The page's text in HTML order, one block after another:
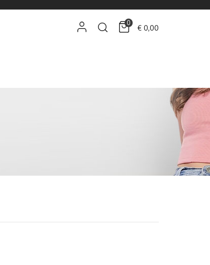
0
€ 0,00